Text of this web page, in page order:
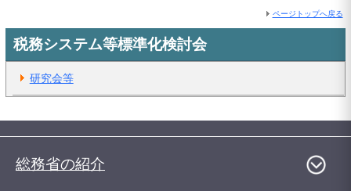
ページトップへ戻る
税務システム等標準化検討会
研究会等
総務省の紹介